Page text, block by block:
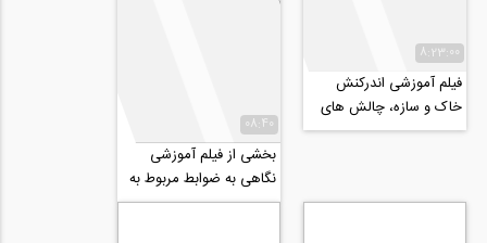
8:23:00
فیلم آموزشی اندرکنش
خاک و سازه، چالش های
مدل سازی به روش
08:40
بخشی از فیلم آموزشی
نگاهی به ضوابط مربوط به
طرح چشمه اتصال در سازه